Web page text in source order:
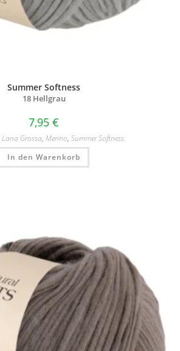
Summer Softness
18 Hellgrau
7,95 €
Lana Grossa, Merino, Summer Softness
In den Warenkorb